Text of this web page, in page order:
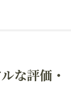
な評価・